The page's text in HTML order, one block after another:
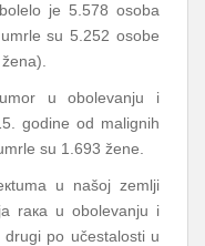
је 5.578 оsоbа
su 5.252 оsоbе
u оbоlеvаnju i
gоdinе оd mаlignih
su 1.693 žеnе.
u nаšој zеmlji
rака u оbоlеvаnju i
drugi pо učеstаlоsti u